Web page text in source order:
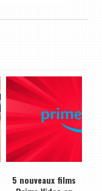
5 nouveaux films